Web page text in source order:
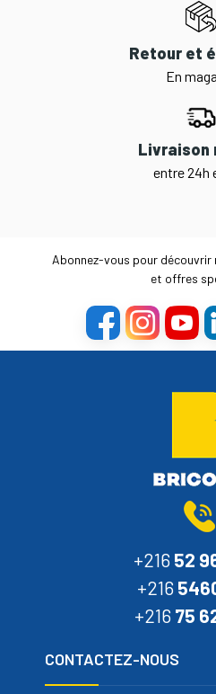
Retour et
En
Livraison
entre 24h
Abonnez-vous pour
et offres
+216 52
+216
+216 75
CONTACTEZ-NOUS